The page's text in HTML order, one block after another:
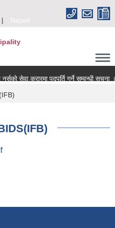
Nepali
नर्सको सेवा करारमा पदपूर्ति गर्ने सम्वन्धी सूचना ।।